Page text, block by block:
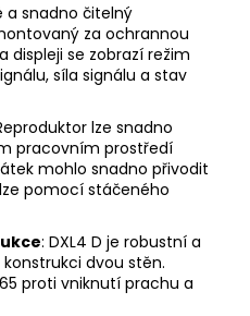
a snadno čitelný
za ochrannou
displeji se zobrazí režim
síla signálu a stav
lze snadno
pracovním prostředí
mohlo snadno přivodit
pomocí stáčeného
: DXL4 D je robustní a
dvou stěn.
proti vniknutí prachu a